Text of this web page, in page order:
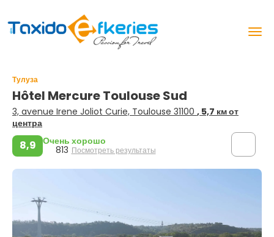
Тулуза
Hôtel Mercure Toulouse Sud
3, avenue Irene Joliot Curie, Toulouse 31100 , 5,7 км от
центра
8,9 Очень хорошо
813 Посмотреть результаты